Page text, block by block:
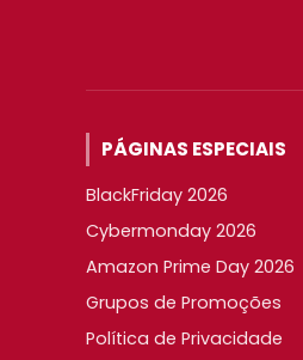
PÁGINAS ESPECIAIS
BlackFriday 2026
Cybermonday 2026
Amazon Prime Day 2026
Grupos de Promoções
Política de Privacidade